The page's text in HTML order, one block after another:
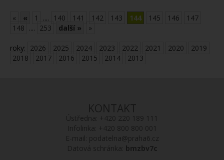
« « 1 .... 140 141 142 143 144 145 146
147
148 .... 253 další » »
roky: 2026 2025 2024 2023 2022 2021 2020
2019
2018
2017 2016 2015 2014 2013
KONTAKT
Ústředna: +420 220 189 111
Infolinka: +420 800 800 001
E-mail: podatelna@praha6.cz
Datová schránka: bmzbv7c